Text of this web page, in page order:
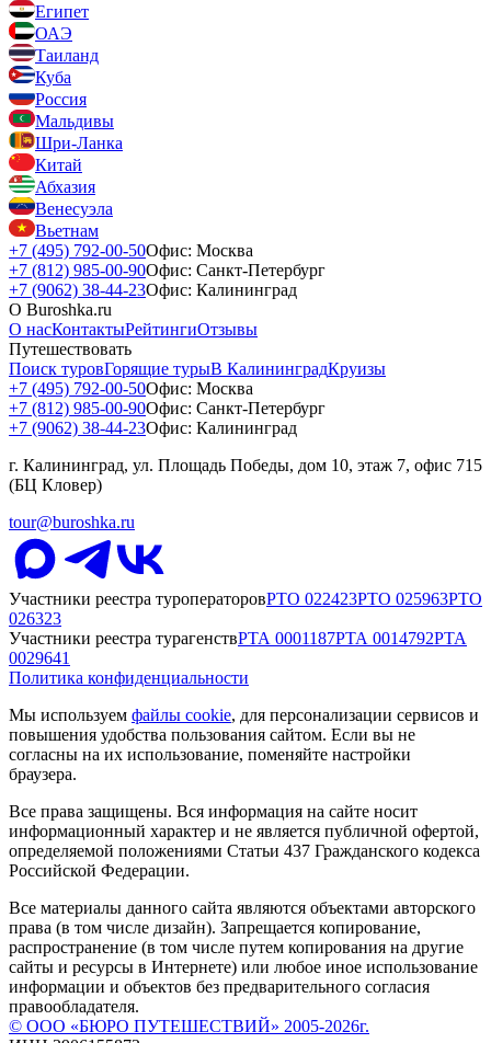
Египет
ОАЭ
Таиланд
Куба
Россия
Мальдивы
Шри-Ланка
Китай
Абхазия
Венесуэла
Вьетнам
+7 (495) 792-00-50Офис: Москва
+7 (812) 985-00-90Офис: Санкт-Петербург
+7 (9062) 38-44-23Офис: Калининград
О Buroshka.ru
О насКонтактыРейтингиОтзывы
Путешествовать
Поиск туровГорящие турыВ КалининградКруизы
+7 (495) 792-00-50Офис: Москва
+7 (812) 985-00-90Офис: Санкт-Петербург
+7 (9062) 38-44-23Офис: Калининград
г. Калининград, ул. Площадь Победы, дом 10, этаж 7, офис 715
(БЦ Кловер)
tour@buroshka.ru
Участники реестра туроператоровРТО 022423РТО 025963РТО
026323
Участники реестра турагенствРТА 0001187РТА 0014792РТА
0029641
Политика конфиденциальности
Мы используем файлы cookie, для персонализации сервисов и
повышения удобства пользования сайтом. Если вы не
согласны на их использование, поменяйте настройки
браузера.
Все права защищены. Вся информация на сайте носит
информационный характер и не является публичной офертой,
определяемой положениями Статьи 437 Гражданского кодекса
Российской Федерации.
Все материалы данного сайта являются объектами авторского
права (в том числе дизайн). Запрещается копирование,
распространение (в том числе путем копирования на другие
сайты и ресурсы в Интернете) или любое иное использование
информации и объектов без предварительного согласия
правообладателя.
© ООО «БЮРО ПУТЕШЕСТВИЙ» 2005-2026г.